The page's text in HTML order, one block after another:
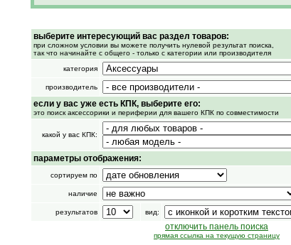
выберите интересующий вас раздел товаров:
при сложном условии вы можете получить нулевой результат поиска,
так что начинайте с общего - только с категории или производителя
категория
производитель
если у вас уже есть КПК, выберите его:
это поиск аксессорики и периферии для вашего КПК по совместимости
какой у вас КПК:
параметры отображения:
сортируем по
наличие
результатов вид:
отключить панель поиска
прямая ссылка на текущую страницу